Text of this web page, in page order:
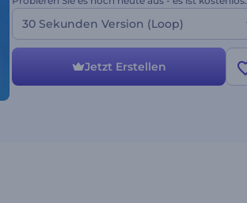
30 Sekunden Version (Loop)
Jetzt Erstellen